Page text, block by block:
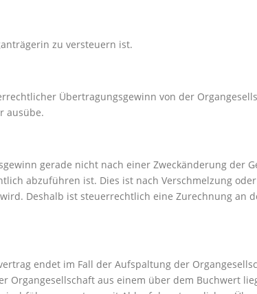
zu versteuern ist.
Übertragungsgewinn von der
ausübe.
gerade nicht nach einer Zweckänderung der
abzuführen ist. Dies ist nach Verschmelzung
Deshalb ist steuerrechtlich eine Zurechnung an
endet im Fall der Aufspaltung der
aus einem über dem Buchwert